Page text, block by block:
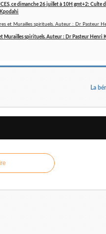
ce dimanche 26 juillet à 10H gmt+2:
Murailles spirituels. Auteur : Dr Pasteur Henri
La